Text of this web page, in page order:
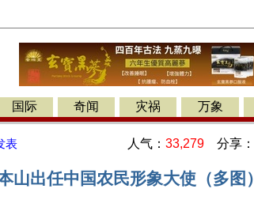
国际 奇闻 灾祸 万象
表 人气： 33,279 分享：
山出任中国农民形象大使（多图）